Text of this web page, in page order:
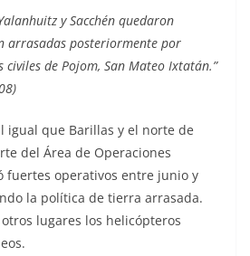
y Sacchén quedaron
arrasadas posteriormente por
de Pojom, San Mateo Ixtatán.”
igual que Barillas y el norte de
del Área de Operaciones
fuertes operativos entre junio y
la política de tierra arrasada.
lugares los helicópteros